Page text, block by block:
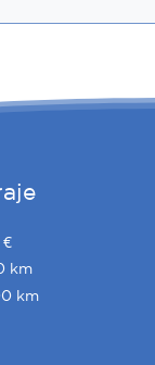
€
km
km